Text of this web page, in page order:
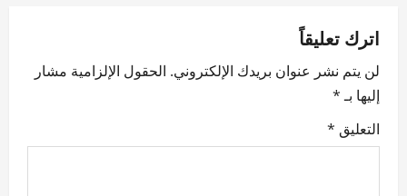
i
g
a
اترك تعليقاً
لن يتم نشر عنوان بريدك الإلكتروني. الحقول الإلزامية مشار
إليها بـ*
التعليق *